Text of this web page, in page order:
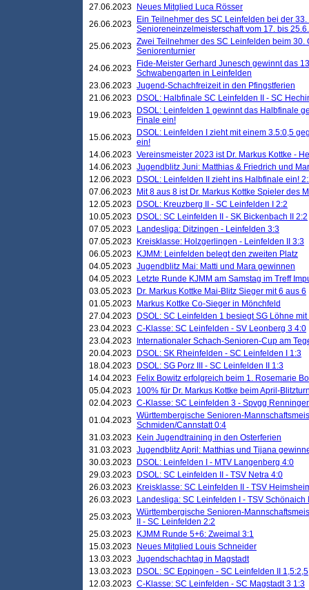
27.06.2023
Neues Mitglied Luca Rösser
26.06.2023
Ein Teilnehmer des SC Leinfelden bei der
Senioreneinzelmeisterschaft vom 17. bis
25.06.2023 Zwei Teilnehmer des SC Leinfelden beim
Seniorenturnier
24.06.2023
Fide-Meister Gerhard Junesch gewinnt das
Schwabengarten in Leinfelden
23.06.2023 Jugend-Schachfreizeit in den Pfingstferien
21.06.2023
DSOL: Halbfinale SC Leinfelden II - SC
19.06.2023
DSOL: Leinfelden 1 gewinnt das Halbfinale
Finale ein!
15.06.2023
DSOL: Leinfelden I zieht mit einem 3.5:0,5
ein!
14.06.2023 Vereinsmeister 2023 ist Dr. Markus Kottke -
14.06.2023 Jugendblitz Juni: Matthias & Friedrich und
12.06.2023
DSOL: Leinfelden II zieht ins Halbfinale ein!
07.06.2023
Mit 8 aus 8 ist Dr. Markus Kottke Spieler des
12.05.2023
DSOL: Kreuzberg II - SC Leinfelden I 2:2
10.05.2023
DSOL: SC Leinfelden II - SK Bickenbach II 2:2
07.05.2023
Landesliga: Ditzingen - Leinfelden 3:3
07.05.2023
Kreisklasse: Holzgerlingen - Leinfelden II 3:3
06.05.2023
KJMM: Leinfelden belegt den zweiten Platz
04.05.2023 Jugendblitz Mai: Matti und Mara gewinnen
04.05.2023
Letzte Runde KJMM am Samstag im Treff
03.05.2023
Dr. Markus Kottke Mai-Blitz Sieger mit 6 aus 6
01.05.2023
Markus Kottke Co-Sieger in Mönchfeld
27.04.2023
DSOL: SC Leinfelden 1 besiegt SG Löhne mit
23.04.2023 C-Klasse: SC Leinfelden - SV Leonberg 3 4:0
23.04.2023
Internationaler Schach-Senioren-Cup am
20.04.2023
DSOL: SK Rheinfelden - SC Leinfelden I 1:3
18.04.2023
DSOL: SG Porz III - SC Leinfelden II 1:3
14.04.2023
Felix Bowitz erfolgreich beim 1. Rosemarie
05.04.2023 100% für Dr. Markus Kottke beim April-
02.04.2023 C-Klasse: SC Leinfelden 3 - Spvgg
01.04.2023 Württembergische Senioren-
Schmiden/Cannstatt 0:4
31.03.2023
Kein Jugendtraining in den Osterferien
31.03.2023 Jugendblitz April: Matthias und Tijana
30.03.2023
DSOL: Leinfelden I - MTV Langenberg 4:0
29.03.2023
DSOL: SC Leinfelden II - TSV Netra 4:0
26.03.2023
Kreisklasse: SC Leinfelden II - TSV
26.03.2023
Landesliga: SC Leinfelden I - TSV Schönaich
25.03.2023 Württembergische Senioren-
II - SC Leinfelden 2:2
25.03.2023
KJMM Runde 5+6: Zweimal 3:1
15.03.2023
Neues Mitglied Louis Schneider
13.03.2023 Jugendschachtag in Magstadt
13.03.2023
DSOL: SC Eppingen - SC Leinfelden II 1,5:2,5
12.03.2023 C-Klasse: SC Leinfelden - SC Magstadt 3 1:3